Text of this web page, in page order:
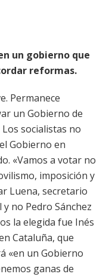
un gobierno que
reformas.
Permanece
un Gobierno de
socialistas no
Gobierno en
«Vamos a votar no
imposición y
Luena, secretario
y no Pedro Sánchez
la elegida fue Inés
Cataluña, que
«en un Gobierno
ganas de